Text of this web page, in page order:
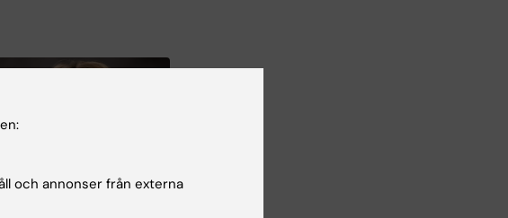
och annonser från externa